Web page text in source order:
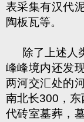
表采集有汉代
陶板瓦等。
除了上述人
峰峰境内还发
两河交汇处的
南北长300 ，
代砖室墓葬，